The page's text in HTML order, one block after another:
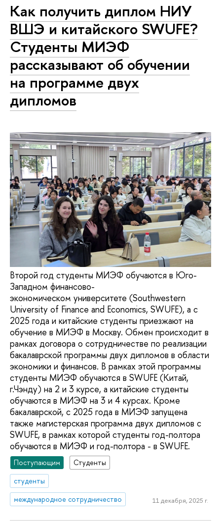
Как получить диплом НИУ
ВШЭ и китайского SWUFE?
Студенты МИЭФ
рассказывают об обучении
на программе двух
дипломов
Второй год студенты МИЭФ обучаются в Юго-
Западном финансово-
экономическом университете (Southwestern
University of Finance and Economics, SWUFE), а с
2025 года и китайские студенты приезжают на
обучение в МИЭФ в Москву. Обмен происходит в
рамках договора о сотрудничестве по реализации
бакалаврской программы двух дипломов в области
экономики и финансов. В рамках этой программы
студенты МИЭФ обучаются в SWUFE (Китай,
г.Чэнду) на 2 и 3 курсе, а китайские студенты
обучаются в МИЭФ на 3 и 4 курсах. Кроме
бакалаврской, с 2025 года в МИЭФ запущена
также магистерская программа двух дипломов с
SWUFE, в рамках которой студенты год-полтора
обучаются в МИЭФ и год-полтора - в SWUFE.
Поступающим
Студенты
студенты
международное сотрудничество
11 декабря, 2025 г.